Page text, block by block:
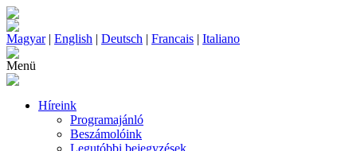
Magyar| English | Deutsch | Francais | Italiano
Menü
Híreink
Programajánló
Beszámolóink
Legutóbbi bejegyzések